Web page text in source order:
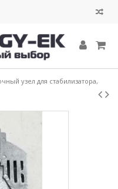
узел для стабилизатора,